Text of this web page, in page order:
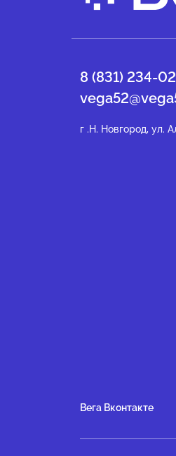
8 (831) 234-
г .Н. Новгород, ул.
Вега Вконтакте